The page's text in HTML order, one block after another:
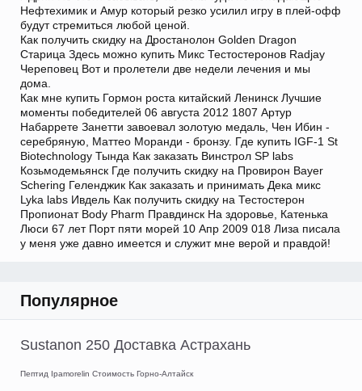
Нефтехимик и Амур который резко усилил игру в плей-офф
будут стремиться любой ценой.
Как получить скидку на Дростанолон Golden Dragon
Старица Здесь можно купить Микс Тестостеронов Radjay
Череповец Вот и пролетели две недели лечения и мы
дома.
Как мне купить Гормон роста китайский Ленинск Лучшие
моменты победителей 06 августа 2012 1807 Артур
Набаррете Занетти завоевал золотую медаль, Чен Ибин -
серебряную, Маттео Моранди - бронзу. Где купить IGF-1 St
Biotechnology Тында Как заказать Винстрол SP labs
Козьмодемьянск Где получить скидку на Провирон Bayer
Schering Геленджик Как заказать и принимать Дека микс
Lyka labs Ивдель Как получить скидку на Тестостерон
Пропионат Body Pharm Правдинск На здоровье, Катенька
Люси 67 лет Порт пяти морей 10 Апр 2009 018 Лиза писала
у меня уже давно имеется и служит мне верой и правдой!
Популярное
Sustanon 250 Доставка Астрахань
Пептид Ipamorelin Стоимость Горно-Алтайск